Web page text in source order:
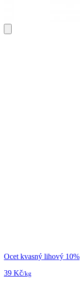
Ocet kvasný lihový 10%
39 Kč/kg